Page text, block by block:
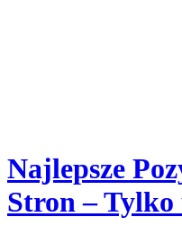
Najlepsze
Stron –